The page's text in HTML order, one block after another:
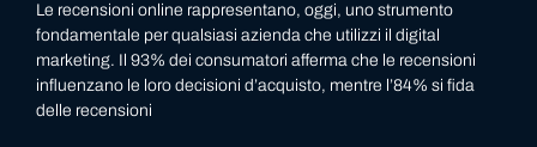
Le recensioni online rappresentano, oggi, uno strumento
fondamentale per qualsiasi azienda che utilizzi il digital
marketing. Il 93% dei consumatori afferma che le recensioni
influenzano le loro decisioni d’acquisto, mentre l’84% si fida
delle recensioni